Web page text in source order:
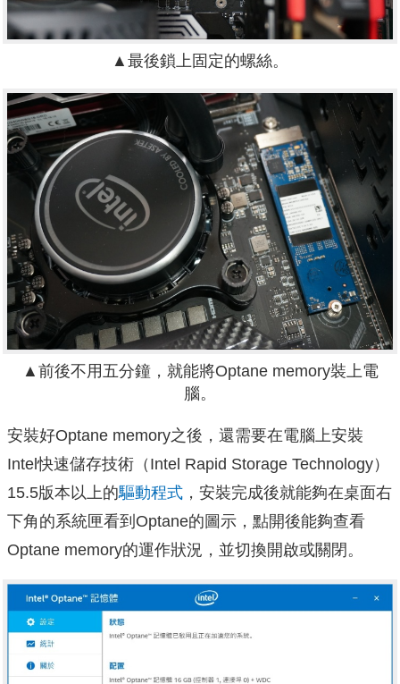
▲最後鎖上固定的螺絲。
▲前後不用五分鐘，就能將Optane memory裝上電
腦。
安裝好Optane memory之後，還需要在電腦上安裝
Intel快速儲存技術（Intel Rapid Storage Technology）
15.5版本以上的驅動程式 ，安裝完成後就能夠在桌面右
下角的系統匣看到Optane的圖示，點開後能夠查看
Optane memory的運作狀況，並切換開啟或關閉。